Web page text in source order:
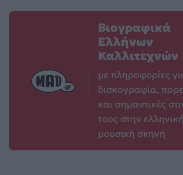
Βιογραφικά
Ελλήνων
Καλλιτεχνών
με πληροφορίες
δισκογραφία,
και σημαντικές
τους στην ελληνική
μουσική σκηνή